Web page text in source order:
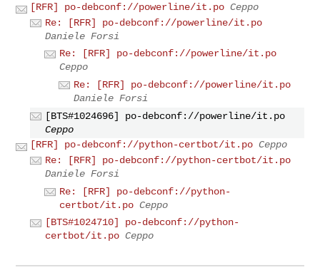
[RFR] po-debconf://powerline/it.po Ceppo
Re: [RFR] po-debconf://powerline/it.po
Daniele Forsi
Re: [RFR] po-debconf://powerline/it.po
Ceppo
Re: [RFR] po-debconf://powerline/it.po
Daniele Forsi
[BTS#1024696] po-debconf://powerline/it.po
Ceppo
[RFR] po-debconf://python-certbot/it.po Ceppo
Re: [RFR] po-debconf://python-certbot/it.po
Daniele Forsi
Re: [RFR] po-debconf://python-
certbot/it.po Ceppo
[BTS#1024710] po-debconf://python-
certbot/it.po Ceppo